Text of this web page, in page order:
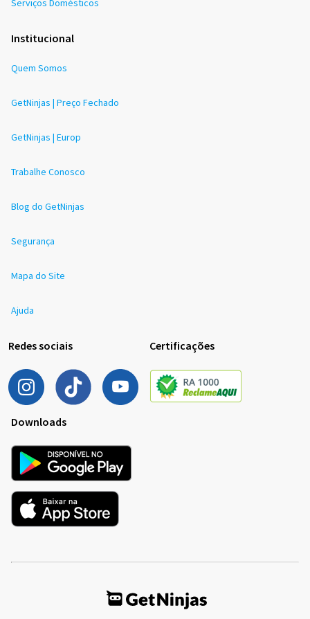
Serviços Domésticos
Institucional
Quem Somos
GetNinjas | Preço Fechado
GetNinjas | Europ
Trabalhe Conosco
Blog do GetNinjas
Segurança
Mapa do Site
Ajuda
Redes sociais Certificações
Downloads